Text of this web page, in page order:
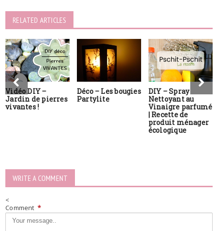
RELATED ARTICLES
Vidéo DIY –
Jardin de pierres
vivantes !
Déco – Les bougies
Partylite
DIY – Spray
Nettoyant au
Vinaigre parfumé
| Recette de
produit ménager
écologique
WRITE A COMMENT
<
Comment *